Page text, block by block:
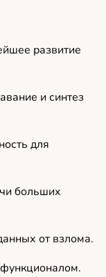
развитие
и синтез
для
больших
от взлома.